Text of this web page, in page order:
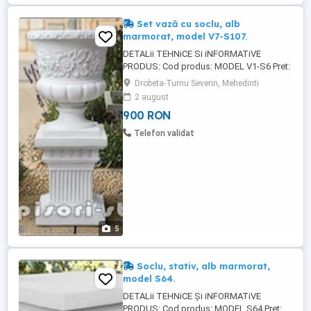
5
Set vază cu soclu, alb
marmorat, model V7-S107.
DETALii TEHNiCE Si iNFORMATiVE
PRODUS: Cod produs: MODEL V1-S6 Pret:
900 lei (set 2 bucati, 1 soclu+1 vaza.)
Inaltime: 103 cm. Diametru sus vaza:
48x48 cm. Diametru baza soclu: 35x35 cm.
Greutate totala: 137 kg. Material: Beton
aditivat, ciment 52,5 R, agregate
Drobeta-Turnu Severin, Mehedinti
2 august
900 RON
Telefon validat
Soclu, stativ, alb marmorat,
model S64.
DETALii TEHNiCE Și iNFORMATiVE
PRODUS: Cod produs: MODEL S64 Preț: